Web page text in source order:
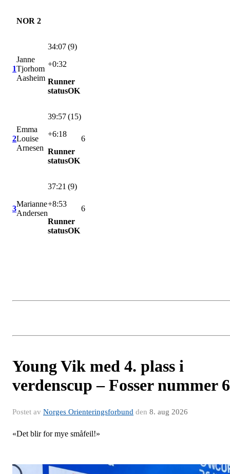
NOR 2
1
Janne
Tjorhom
Aasheim
34:07 (9)
+0:32
Runner
statusOK
2
Emma
Louise
Arnesen
39:57 (15)
+6:18
Runner
statusOK
6
3
Marianne
Andersen
37:21 (9)
+8:53
Runner
statusOK
6
Young Vik med 4. plass i
verdenscup – Fosser nummer 6
Postet av Norges Orienteringsforbund den 8. aug 2026
«Det blir for mye småfeil!»